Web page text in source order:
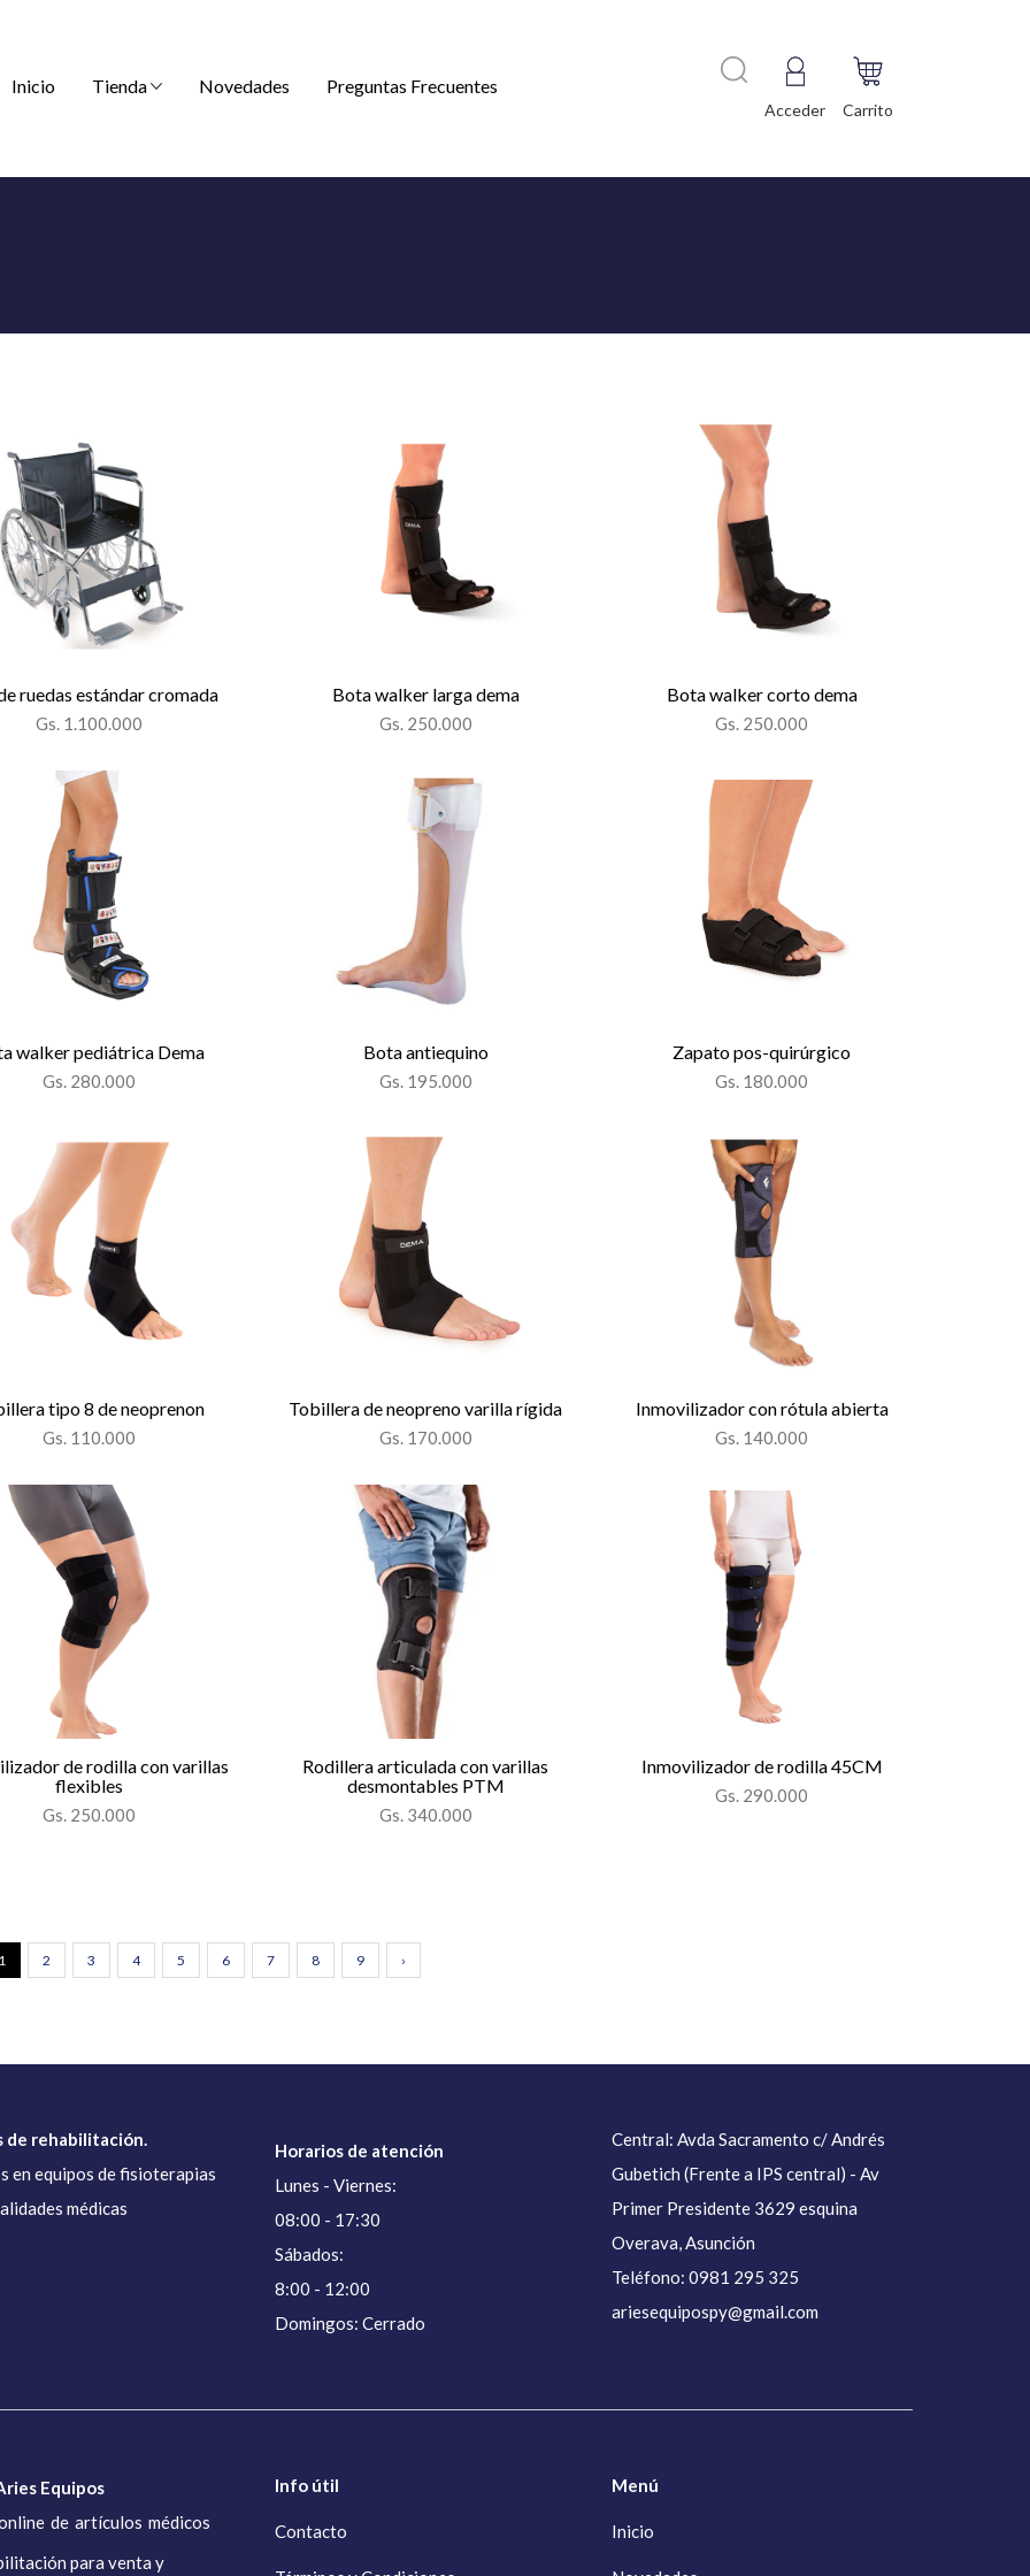
Inicio Tienda Novedades Preguntas Frecuentes
Acceder Carrito
ruedas estándar cromada
Gs. 1.100.000
Bota walker larga dema
Gs. 250.000
Bota walker corto dema
Gs. 250.000
walker pediátrica Dema
Gs. 280.000
Bota antiequino
Gs. 195.000
Zapato pos-quirúrgico
Gs. 180.000
tipo 8 de neoprenon
Gs. 110.000
Tobillera de neopreno varilla rígida
Gs. 170.000
Inmovilizador con rótula abierta
Gs. 140.000
de rodilla con varillas
flexibles
Gs. 250.000
Rodillera articulada con varillas
desmontables PTM
Gs. 340.000
Inmovilizador de rodilla 45CM
Gs. 290.000
1 2 3 4 5 6 7 8 9 ›
de rehabilitación.
en equipos de fisioterapias
médicas
Horarios de atención
Lunes - Viernes:
08:00 - 17:30
Sábados:
8:00 - 12:00
Domingos: Cerrado
Central: Avda Sacramento c/ Andrés
Gubetich (Frente a IPS central) - Av
Primer Presidente 3629 esquina
Overava, Asunción
Teléfono: 0981 295 325
ariesequipospy@gmail.com
Equipos
de artículos médicos
para venta y
Info útil
Contacto
Menú
Inicio